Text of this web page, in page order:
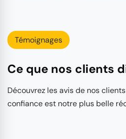
Témoignages
Ce que nos clients
Découvrez les avis de nos
confiance est notre plus belle